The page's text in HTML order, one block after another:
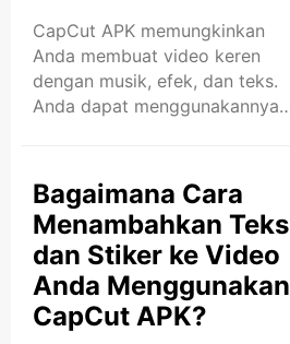
CapCut APK memungkinkan
Anda membuat video keren
dengan musik, efek, dan teks.
Anda dapat menggunakannya
mengagumkan. Aplikasi ini
tersedia untuk perangkat
Android, dan sangat mudah
digunakan. Orang-orang
menyukainya karena memiliki
banyak fitur dan alat, tetapi
masih cukup sederhana untuk
Bagaimana Cara
Menambahkan Teks
dan Stiker ke Video
Anda Menggunakan
CapCut APK?